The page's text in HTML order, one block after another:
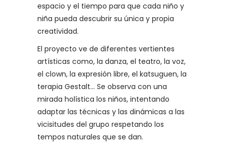
espacio y el tiempo para que cada niño y
niña pueda descubrir su única y propia
creatividad.
El proyecto ve de diferentes vertientes
artísticas como, la danza, el teatro, la voz,
el clown, la expresión libre, el katsuguen, la
terapia Gestalt… Se observa con una
mirada holística los niños, intentando
adaptar las técnicas y las dinámicas a las
vicisitudes del grupo respetando los
tempos naturales que se dan.